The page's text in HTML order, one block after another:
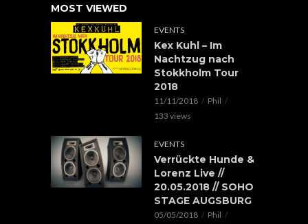
MOST VIEWED
EVENTS
Kex Kuhl – Im
Nachtzug nach
Stokkholm Tour
2018
11/11/2018
Phil
133 views
EVENTS
Verrückte Hunde &
Lorenz Live //
20.05.2018 // SOHO
STAGE AUGSBURG
05/05/2018
Phil